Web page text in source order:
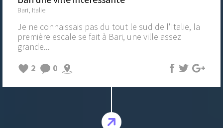
Bari, Italie
Je ne connaissais pas du tout le sud de l'Italie, la
première escale se fait à Bari, une ville assez
grande...
2
0